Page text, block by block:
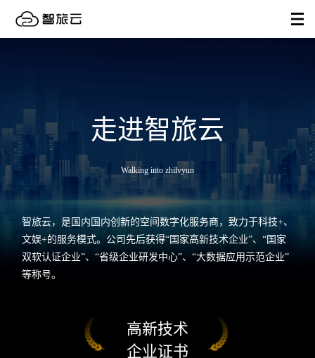
走进智旅云
Walking into zhilvyun
智旅云，是国内国内创新的空间数字化服务商，致力于科技+、
文娱+的服务模式。公司先后获得“国家高新技术企业”、“国家
双软认证企业”、“省级企业研发中心”、“大数据应用示范企业”
等称号。
高新技术
企业证书